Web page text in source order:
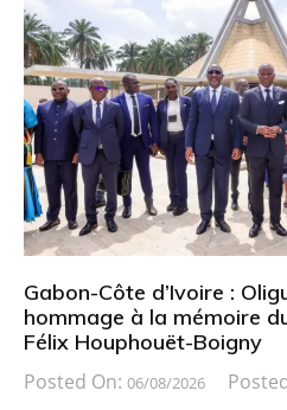
Gabon-Côte d’Ivoire :
hommage à la mémoire
Félix Houphouët-Boigny
Posted On: 06/08/2026